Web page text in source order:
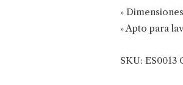
»
» Apto para
SKU: ES0013